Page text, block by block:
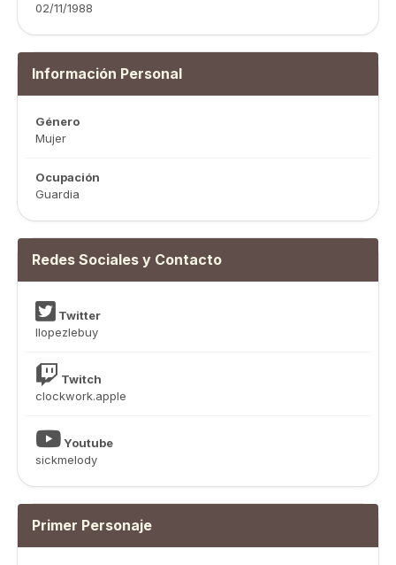
02/11/1988
Información Personal
Género
Mujer
Ocupación
Guardia
Redes Sociales y Contacto
Twitter
llopezlebuy
Twitch
clockwork.apple
Youtube
sickmelody
Primer Personaje